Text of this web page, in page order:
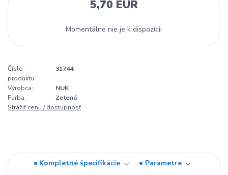
5,70 EUR
Momentálne nie je k dispozícii
Číslo
produktu:
31744
Výrobca:
NUK
Farba:
Zelená
Strážiť cenu / dostupnosť
Kompletné špecifikácie
Parametre